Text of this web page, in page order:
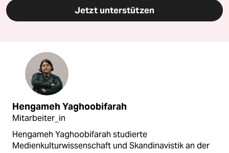
Jetzt unterstützen
Hengameh Yaghoobifarah
Mitarbeiter_in
Hengameh Yaghoobifarah studierte
Medienkulturwissenschaft und Skandinavistik an der